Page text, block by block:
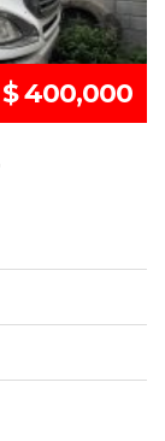
$ 400,000